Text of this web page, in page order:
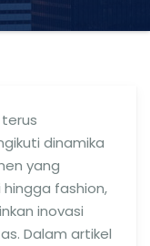
dinamika
yang
fashion,
inovasi
Dalam artikel